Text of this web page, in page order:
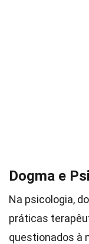
Dogma e
Na psicologia,
práticas
questionados à